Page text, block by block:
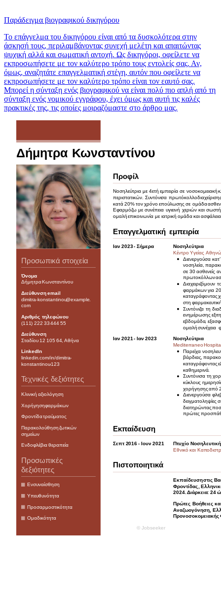
Παράδειγμα βιογραφικού δικηγόρου
Το επάγγελμα του δικηγόρου είναι από τα δυσκολότερα στην
άσκησή τους, περιλαμβάνοντας συνεχή μελέτη και απαιτώντας
ψυχική αλλά και σωματική αντοχή. Ως δικηγόροι, οφείλετε να
εκπροσωπήσετε με τον καλύτερο τρόπο τους εντολείς σας. Αν,
όμως, αναζητάτε επαγγελματική στέγη, αυτόν που οφείλετε να
εκπροσωπήσετε με τον καλύτερο τρόπο είναι τον εαυτό σας.
Μπορεί η σύνταξη ενός βιογραφικού να είναι πολύ πιο απλή από τη
σύνταξη ενός νομικού εγγράφου, έχει όμως και αυτή τις καλές
πρακτικές της, τις οποίες μοιραζόμαστε στο άρθρο μας.